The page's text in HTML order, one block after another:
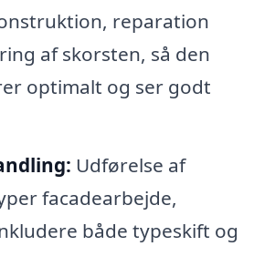
reparation
af skorsten, så den
optimalt og ser godt
Udførelse af
facadearbejde,
både typeskift og